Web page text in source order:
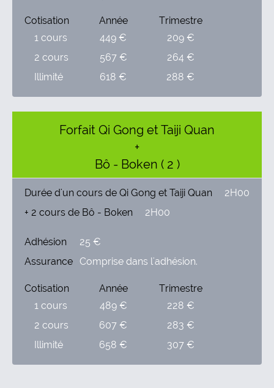
Cotisation Année
Trimestre
1 cours
449 €
209 €
2 cours
567 €
264 €
Illimité
618 € 288 €
Forfait Qi Gong et Taiji Quan
+
Bô - Boken ( 2 )
Durée d'un cours de Qi Gong et Taiji Quan
2H00
+ 2 cours de Bô - Boken
2H00
Adhésion
25 €
Assurance Comprise dans l'adhésion.
Cotisation Année
Trimestre
1 cours
489 €
228 €
2 cours
607 €
283 €
Illimité
658 € 307 €